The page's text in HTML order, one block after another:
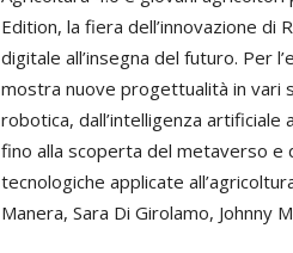
Edition, la fiera dell’innovazione
digitale all’insegna del futuro. Per
mostra nuove progettualità in vari
robotica, dall’intelligenza artificiale
fino alla scoperta del metaverso e
tecnologiche applicate
Manera, Sara Di Girolamo, Johnny